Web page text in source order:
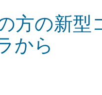
方の新型
から